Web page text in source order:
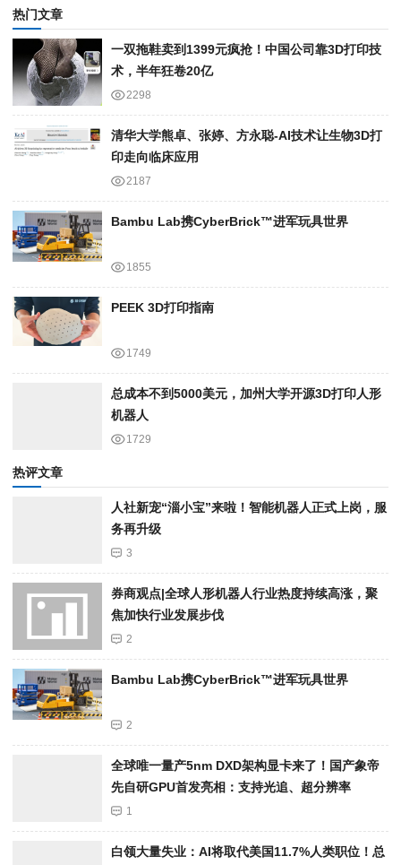
热门文章
一双拖鞋卖到1399元疯抢！中国公司靠3D打印技
术，半年狂卷20亿
2298
清华大学熊卓、张婷、方永聪-AI技术让生物3D打
印走向临床应用
2187
Bambu Lab携Cyber​​Brick™进军玩具世界
1855
PEEK 3D打印指南
1749
总成本不到5000美元，加州大学开源3D打印人形
机器人
1729
热评文章
人社新宠“淄小宝”来啦！智能机器人正式上岗，服
务再升级
3
券商观点|全球人形机器人行业热度持续高涨，聚
焦加快行业发展步伐
2
Bambu Lab携Cyber​​Brick™进军玩具世界
2
全球唯一量产5nm DXD架构显卡来了！国产象帝
先自研GPU首发亮相：支持光追、超分辨率
1
白领大量失业：AI将取代美国11.7%人类职位！总